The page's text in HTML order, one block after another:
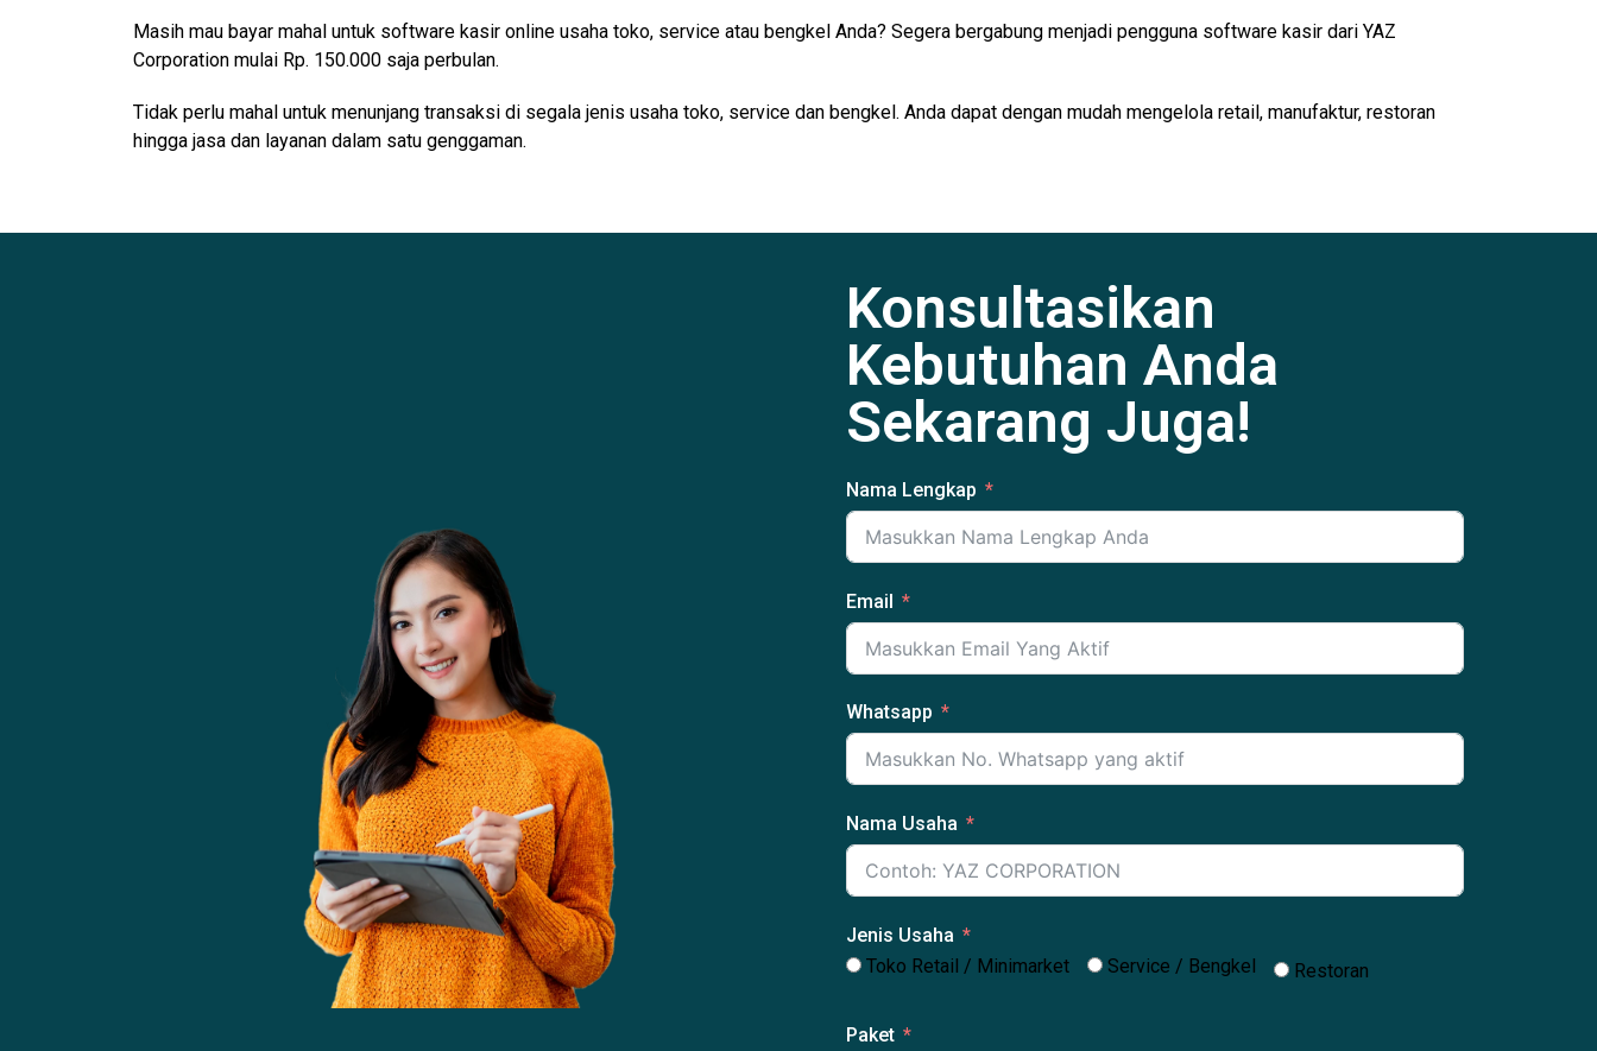
Masih mau bayar mahal untuk software kasir online usaha toko, service atau bengkel Anda? Segera bergabung menjadi pengguna software kasir dari YAZ
Corporation mulai Rp. 150.000 saja perbulan.
Tidak perlu mahal untuk menunjang transaksi di segala jenis usaha toko, service dan bengkel. Anda dapat dengan mudah mengelola retail, manufaktur, restoran
hingga jasa dan layanan dalam satu genggaman.
Konsultasikan
Kebutuhan Anda
Sekarang Juga!
Nama Lengkap
Email
Whatsapp
Nama Usaha
Jenis Usaha
Toko Retail / Minimarket
Service / Bengkel Restoran
Paket